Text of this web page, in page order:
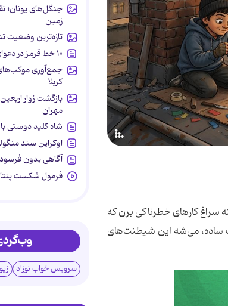
سراغ کارهای خطرناکی برن که
ساده، می‌شه این شیطنت‌های
جنگل‌های یونان؛
زمین
تازه‌ترین وضعیت
۱۰ خط قرمز در دعوای همسران
جمع‌آوری
کربلا
بازگشت زوار
مهران
شاه کلید دوستی
اوکراین سند
آگاهی بدون
فرمول شکست
سرویس خواب نوزاد